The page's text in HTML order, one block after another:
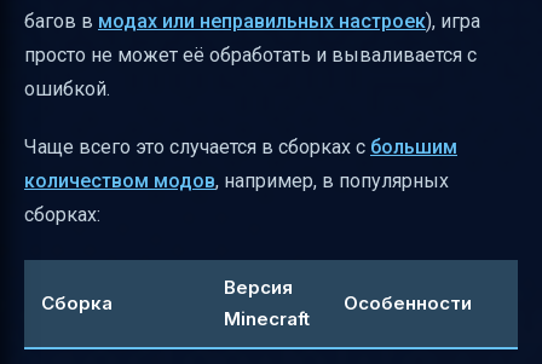
Полезные ссылки
багов в модах или неправильных настроек), игра
просто не может её обработать и вываливается с
ошибкой.
Чаще всего это случается в сборках с большим
количеством модов, например, в популярных
сборках:
Сборка
Версия
Minecraft
Особенности